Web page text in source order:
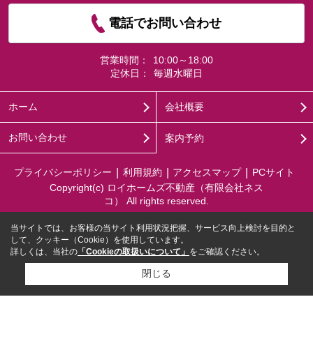
電話でお問い合わせ
営業時間：
10:00～18:00
定休日：
毎週水曜日
ホーム 会社概要
お問い合わせ 案内予約
プライバシーポリシー 利用規約 アクセスマップ
PCサイト
Copyright(c) ロイホームズ不動産（有限会社ネス
コ） All rights reserved.
当サイトでは、お客様の当サイト利用状況把握、サービス向上検討を目的と
して、クッキー（Cookie）を使用しています。
詳しくは、当社の 「Cookieの取扱いについて」 をご確認ください。
閉じる